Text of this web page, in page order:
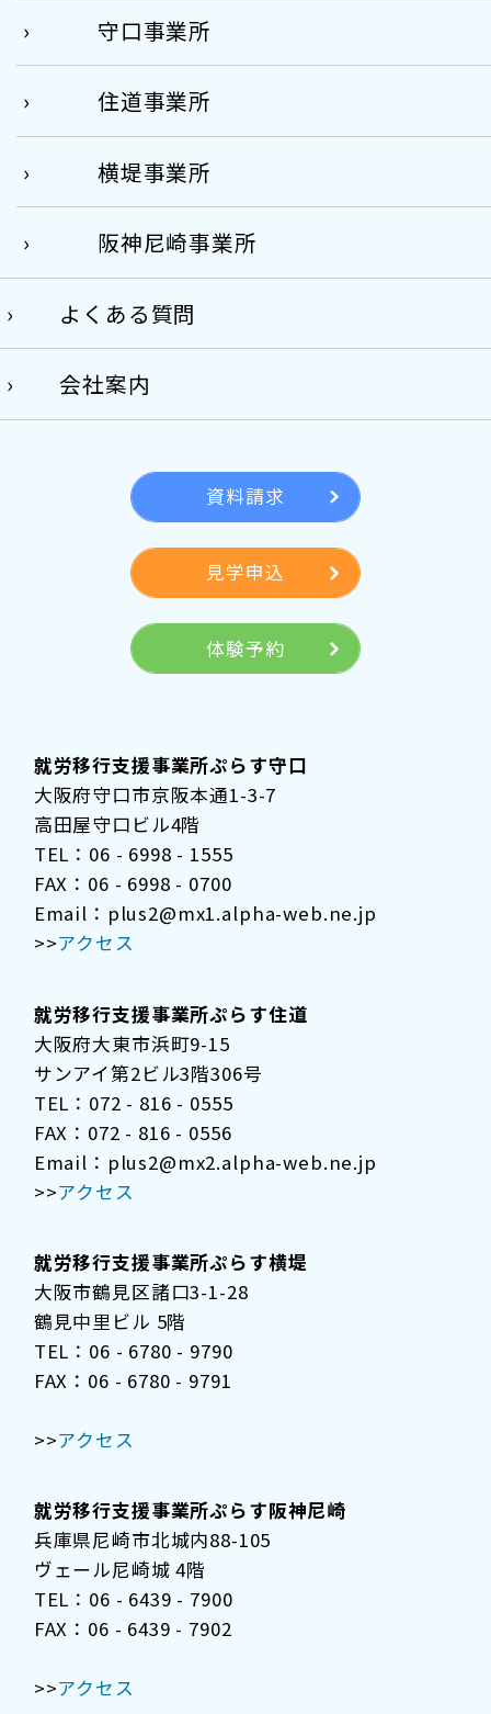
守口事業所
住道事業所
横堤事業所
阪神尼崎事業所
よくある質問
会社案内
資料請求
見学申込
体験予約
就労移行支援事業所ぷらす守口
大阪府守口市京阪本通1-3-7
高田屋守口ビル4階
TEL：06 - 6998 - 1555
FAX：06 - 6998 - 0700
Email：plus2@mx1.alpha-web.ne.jp
>>アクセス
就労移行支援事業所ぷらす住道
大阪府大東市浜町9-15
サンアイ第2ビル3階306号
TEL：072 - 816 - 0555
FAX：072 - 816 - 0556
Email：plus2@mx2.alpha-web.ne.jp
>>アクセス
就労移行支援事業所ぷらす横堤
大阪市鶴見区諸口3-1-28
鶴見中里ビル 5階
TEL：06 - 6780 - 9790
FAX：06 - 6780 - 9791
>>アクセス
就労移行支援事業所ぷらす阪神尼崎
兵庫県尼崎市北城内88-105
ヴェール尼崎城 4階
TEL：06 - 6439 - 7900
FAX：06 - 6439 - 7902
>>アクセス